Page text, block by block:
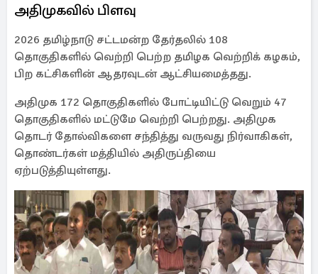
அதிமுகவில் பிளவு
2026 தமிழ்நாடு சட்டமன்ற தேர்தலில் 108
தொகுதிகளில் வெற்றி பெற்ற தமிழக வெற்றிக் கழகம்,
பிற கட்சிகளின் ஆதரவுடன் ஆட்சியமைத்தது.
அதிமுக 172 தொகுதிகளில் போட்டியிட்டு வெறும் 47
தொகுதிகளில் மட்டுமே வெற்றி பெற்றது. அதிமுக
தொடர் தோல்விகளை சந்தித்து வருவது நிர்வாகிகள்,
தொண்டர்கள் மத்தியில் அதிருப்தியை
ஏற்படுத்தியுள்ளது.